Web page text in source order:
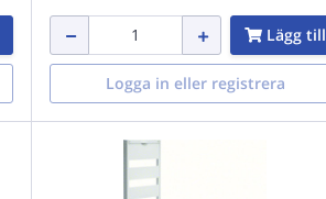
Lägg till
Logga in eller registrera